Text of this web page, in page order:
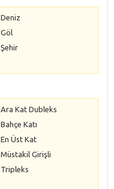
Deniz
Göl
Şehir
Ara Kat Dubleks
Bahçe Katı
En Üst Kat
Müstakil Girişli
Tripleks